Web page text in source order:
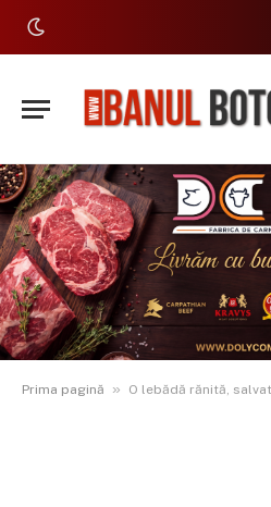
Prima pagină » O lebădă rănită, salvată la Păltiniș: